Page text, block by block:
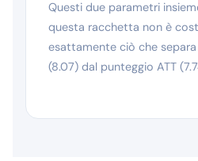
Questi due parametri
questa racchetta non è
esattamente ciò che separa
(8.07) dal punteggio ATT